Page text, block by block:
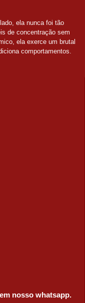
ela nunca foi tão
de concentração sem
ela exerce um brutal
comportamentos.
nosso whatsapp.